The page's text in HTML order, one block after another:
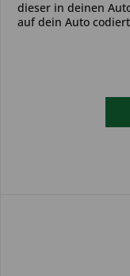
dieser in deinen
auf dein Auto